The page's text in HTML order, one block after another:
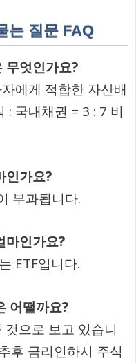
는 질문 FAQ
무엇인가요?
에게 적합한 자산배
: 국내채권 = 3 : 7 비
인가요?
부과됩니다.
마인가요?
ETF입니다.
어떨까요?
으로 보고 있습니
후 금리인하시 주식